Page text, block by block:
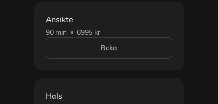
Ansikte
90 min
6995 kr
Boka
Hals